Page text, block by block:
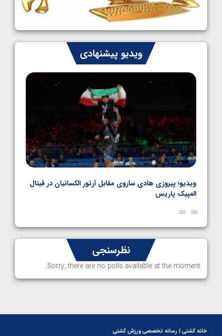
کشتی فرنگی نوجوانان جهان؛ سکوی تیمی
سوم برای ایران
1405/05/07
ایران چشم به راه چهار مدال در پنج وزن دوم
کشتی فرنگی نوجوانان جهان
1405/05/06
ویدیو پیشنهادی
ویدیو؛ پیروزی هادی ساروی مقابل آرتور الکسانیان در فینال
المپیک پاریس
نظرسنجی
Sorry, there are no polls available at the moment.
خانه کشتی | رسانه تخصصی ورزش کشتی